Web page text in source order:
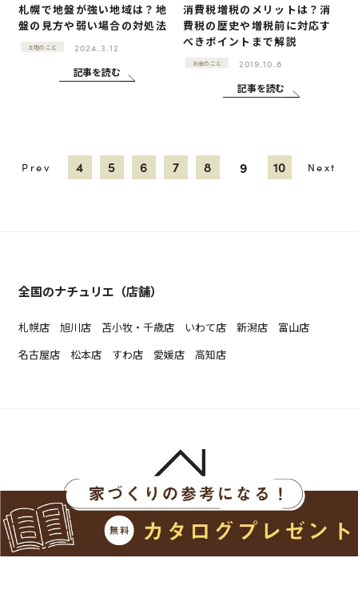
札幌で地盤が強い地域は？地
盤の見方や弱い場合の対処法
土地のこと 2024.3.12
記事を読む
消費税増税のメリットは？消
費税の歴史や増税前に対応す
べきポイントまで解説
お金のこと 2019.10.8
記事を読む
Prev 4 5 6 7 8 9 10 Next
全国のナチュリエ（店舗）
札幌店 旭川店 苫小牧・千歳店 いわて店 新潟店
富山店
名古屋店
松本店 すわ店 愛媛店 高知店